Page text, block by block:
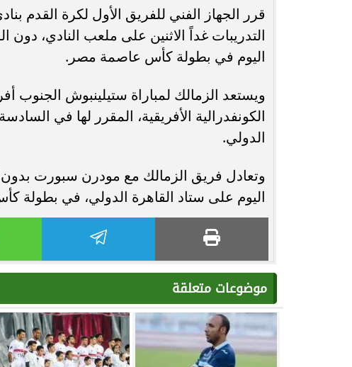
قرر الجهاز الفني للفريق الأول لكرة القدم
التدريبات غداً الاثنين على ملعب النادي،
اليوم في بطولة كأس عاصمة مصر.
ويستعد الزمالك لمباراة ستيلينبوش الجنوب
الكونفدرالية الأفريقية، المقرر لها في
الدولي.
وتعادل فريق الزمالك مع مودرن سبورت بدون
اليوم على ستاد القاهرة الدولي، في بطولة
موضوعات متعلقة
مصر تكتب التاريخ.. فريق “حلم” يفوز بكأس
العربية السعودية